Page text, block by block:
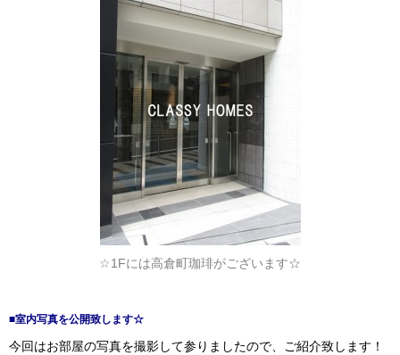
☆1Fには高倉町珈琲がございます☆
■室内写真を公開致します☆
今回はお部屋の写真を撮影して参りましたので、ご紹介致します！